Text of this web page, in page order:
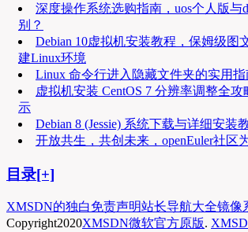
深度操作系统选购指南，uos个人版与
别？
Debian 10虚拟机安装教程，保姆级图
建Linux环境
Linux 命令行进入隐藏文件夹的实用指
虚拟机安装 CentOS 7 分辨率调整全
示
Debian 8 (Jessie) 系统下载与详细安装
开放共生，共创未来，openEuler社区
目录[+]
XMSDN的独白免责声明站长导航大全镜像
Copyright2020XMSDN微软官方原版.